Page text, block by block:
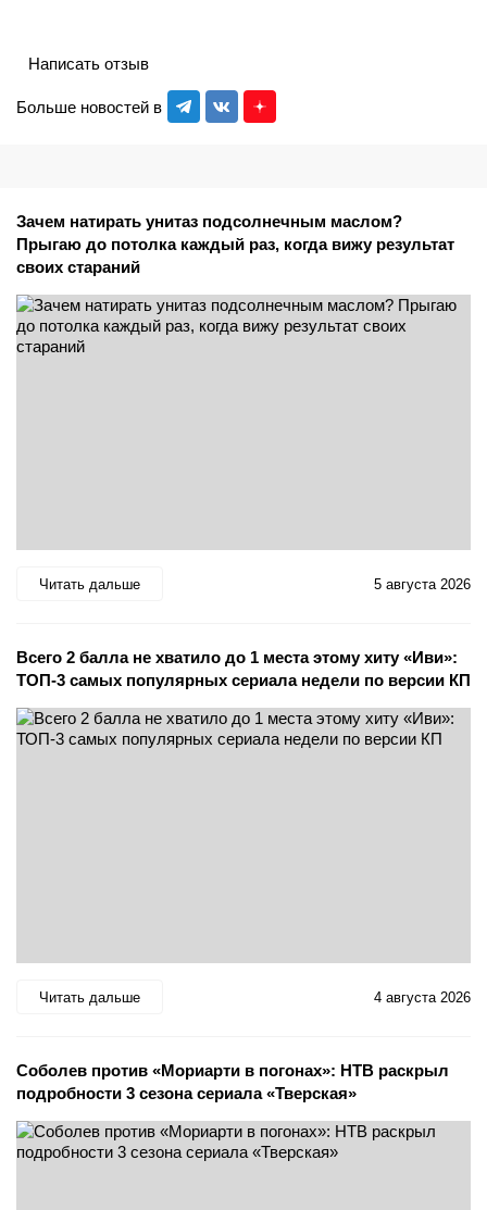
Больше новостей в
Написать отзыв
Зачем натирать унитаз подсолнечным маслом?
Прыгаю до потолка каждый раз, когда вижу результат
своих стараний
Читать дальше 5 августа 2026
Всего 2 балла не хватило до 1 места этому хиту «Иви»:
ТОП-3 самых популярных сериала недели по версии КП
Читать дальше 4 августа 2026
Соболев против «Мориарти в погонах»: НТВ раскрыл
подробности 3 сезона сериала «Тверская»